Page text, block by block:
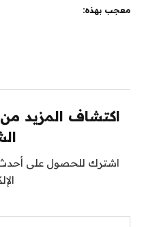
معجب بهذه:
اكتشاف المزيد
اشترك للحصول على أحدث
كتابة بريدك الإلكتروني...